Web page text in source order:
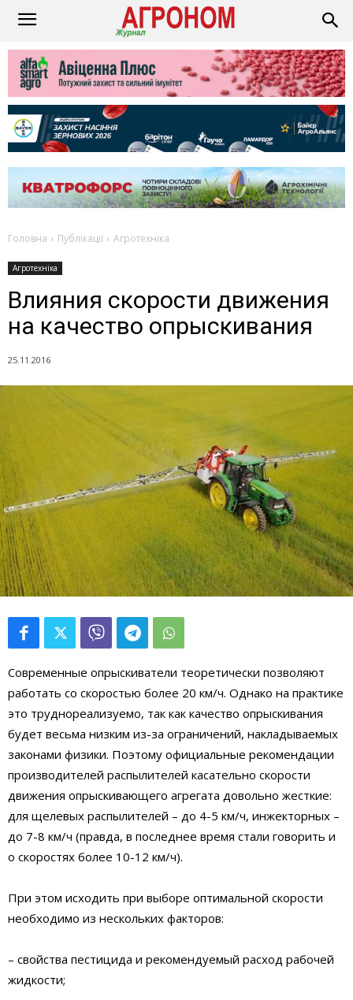
Головна Публікації Агротехніка
Агротехніка
Влияния скорости движения
на качество опрыскивания
25.11.2016
Современные опрыскиватели теоретически позволяют
работать со скоростью более 20 км/ч. Однако на практике
это труднореализуемо, так как качество опрыскивания
будет весьма низким из-за ограничений, накладываемых
законами физики. Поэтому официальные рекомендации
производителей распылителей касательно скорости
движения опрыскивающего агрегата довольно жесткие:
для щелевых распылителей – до 4-5 км/ч, инжекторных –
до 7-8 км/ч (правда, в последнее время стали говорить и
о скоростях более 10-12 км/ч).
При этом исходить при выборе оптимальной скорости
необходимо из нескольких факторов:
– свойства пестицида и рекомендуемый расход рабочей
жидкости;